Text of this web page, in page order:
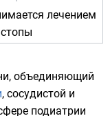
лечением
стопы
, объединяющий
, сосудистой и
подиатрии